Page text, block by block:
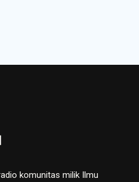
komunitas milik Ilmu